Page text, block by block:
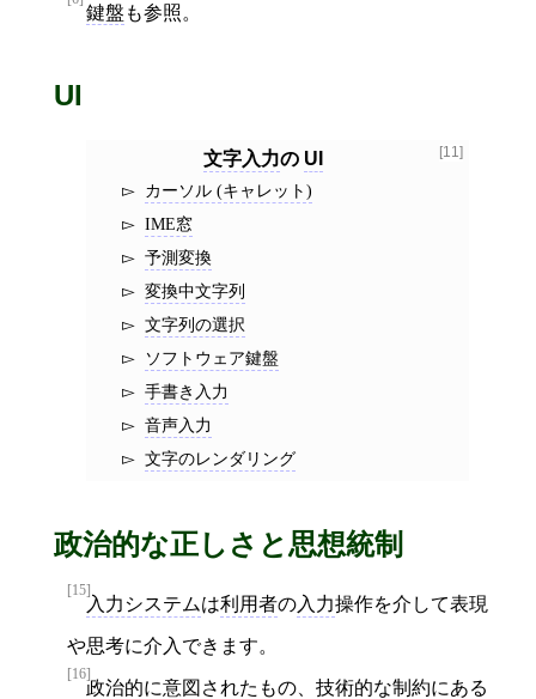
鍵盤 も参照。
UI
[11]
文字入力の UI
カーソル (キャレット)
IME窓
予測変換
変換中文字列
文字列の選択
ソフトウェア鍵盤
手書き入力
音声入力
文字のレンダリング
政治的な正しさと思想統制
[15]
入力システムは利用者の入力操作を介して表現
や思考に介入できます。
[16]
政治的に意図されたもの、技術的な制約にある